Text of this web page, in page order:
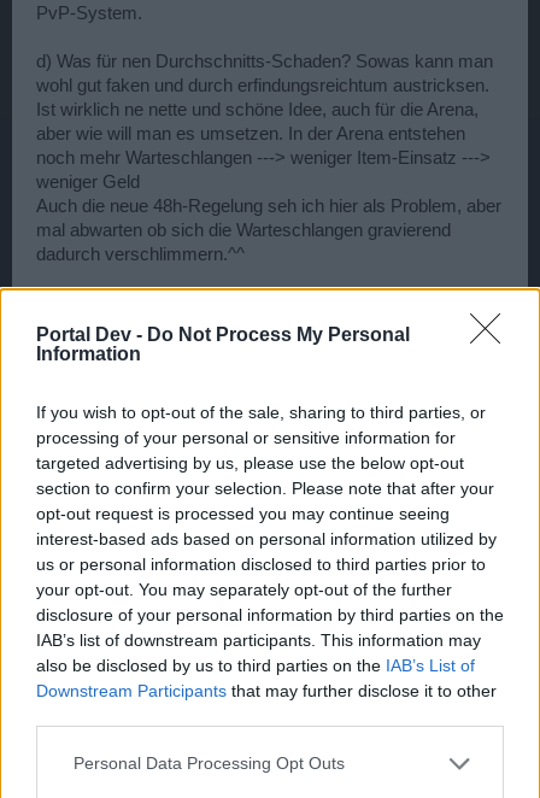
Portal Dev - Do Not Process My Personal
Information
If you wish to opt-out of the sale, sharing to third parties, or
processing of your personal or sensitive information for
targeted advertising by us, please use the below opt-out
section to confirm your selection. Please note that after your
opt-out request is processed you may continue seeing
interest-based ads based on personal information utilized by
us or personal information disclosed to third parties prior to
your opt-out. You may separately opt-out of the further
disclosure of your personal information by third parties on the
IAB’s list of downstream participants. This information may
also be disclosed by us to third parties on the IAB’s List of
Downstream Participants that may further disclose it to other
Personal Data Processing Opt Outs
PvP-System.
d) Was für nen Durchschnitts-Schaden? Sowas kann man
wohl gut faken und durch erfindungsreichtum austricksen.
Ist wirklich ne nette und schöne Idee, auch für die Arena,
aber wie will man es umsetzen. In der Arena entstehen
noch mehr Warteschlangen ---> weniger Item-Einsatz --->
weniger Geld
Auch die neue 48h-Regelung seh ich hier als Problem, aber
mal abwarten ob sich die Warteschlangen gravierend
dadurch verschlimmern.^^
Blubber-Karte?^^ Naja...
Wer denkt hier wird vernünftig
gejagt irrt sich wohl gewaltig.^^ Dauert 10min dann hat sich
wie vernünftige Piraten und sich seine "Opfer" zu suchen.
Halte ich ebenfalls für schlecht.
Zitat von Heinrich:
Man mag über diese Gilde sagen, was man will: Im moment ist es
einer meiner absoluten Lieblingsgilden und hat meiner Meinung
nach wesentlich mehr Respekt verdient als andere große und
ältere Gilden, die nicht nur Pushing dulden, sondern aktiv
mitmachen und daher leider in meinem Ansehen ziemlich
gesunken sind. Würden diese Gilden sich klar davon distanzieren
und es als Kriegshandlung ansehen, so wären Blubberpartys nur
noch eine Randerscheinung (die übrigen Pushings würden
bleiben, aber das wäre ein Pushing in viel kleinerem Maßstab).
Von daher von mir aus ein sehr großes Plus an die sonst so
Ja, Blubberpartys verschulden definitiv die Größeren! Ich